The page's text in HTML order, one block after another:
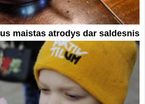
maistas atrodys dar saldesnis